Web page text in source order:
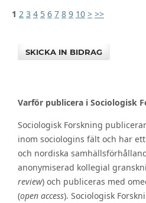
1 2 3 4 5 6 7 8 9 10 > >>
SKICKA IN BIDRAG
Varför publicera i Sociologisk
Sociologisk Forskning
inom sociologins fält och har
och nordiska
anonymiserad kollegial
review) och publiceras med
(open access). Sociologisk